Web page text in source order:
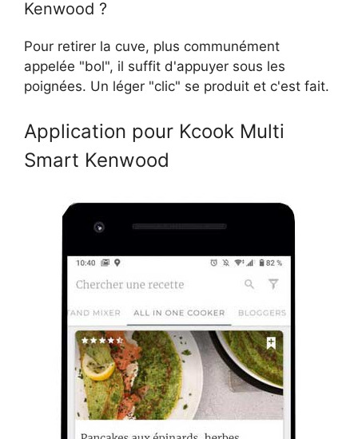
Kenwood ?
Pour retirer la cuve, plus communément
appelée "bol", il suffit d'appuyer sous les
poignées. Un léger "clic" se produit et c'est fait.
Application pour Kcook Multi
Smart Kenwood